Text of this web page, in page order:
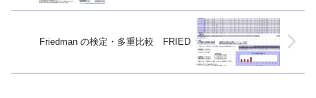
Friedman の検定・多重比較 FRIED